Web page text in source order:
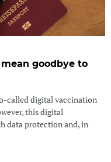
goodbye to
called digital vaccination
this digital
data protection and, in